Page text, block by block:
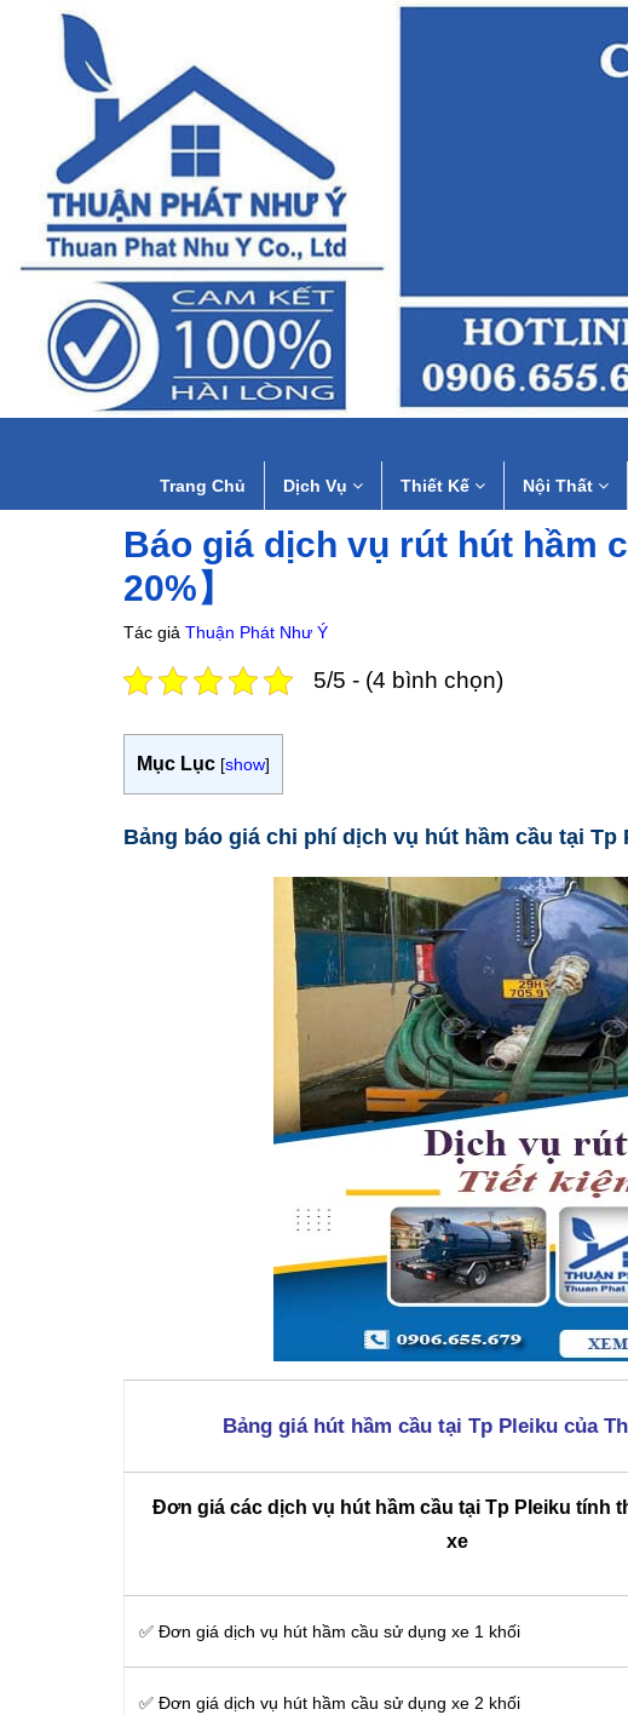
Trang Chủ Dịch Vụ Thiết Kế Nội Thất
Báo giá dịch vụ rút hút hầm
20%】
Tác giả Thuận Phát Như Ý
5/5 - (4 bình chọn)
Mục Lục [show]
Bảng báo giá chi phí dịch vụ hút hầm cầu tại Tp
Bảng giá hút hầm cầu tại Tp Pleiku của
Đơn giá các dịch vụ hút hầm cầu tại Tp Pleiku tính
xe
✅ Đơn giá dịch vụ hút hầm cầu sử dụng xe 1 khối
✅ Đơn giá dịch vụ hút hầm cầu sử dụng xe 2 khối